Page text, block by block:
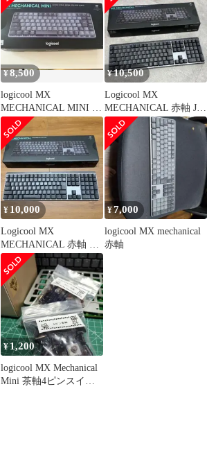
¥8,500
logicool MX
MECHANICAL MINI 茶
軸 日本語配列
¥10,500
Logicool MX
MECHANICAL 赤軸 JIS
配列 フルサイズ
¥ 10,000
Logicool MX
MECHANICAL 赤軸 本
体
¥7,000
logicool MX mechanical
赤軸
¥1,200
logicool MX Mechanical
Mini 茶軸4ピンスイッ